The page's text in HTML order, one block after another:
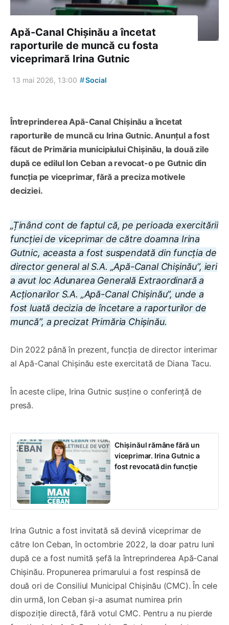
Apă-Canal Chișinău a încetat
raporturile de muncă cu fosta
viceprimară Irina Gutnic
13 mai 2026, 13:00 #Social
Întreprinderea Apă-Canal Chișinău a încetat
raporturile de muncă cu Irina Gutnic. Anunțul a fost
făcut de Primăria municipiului Chișinău, la două zile
după ce edilul Ion Ceban a revocat-o pe Gutnic din
funcția pe viceprimar, fără a preciza motivele
deciziei.
„Ținând cont de faptul că, pe perioada exercitării
funcției de viceprimar de către doamna Irina
Gutnic, aceasta a fost suspendată din funcția de
director general al S.A. „Apă-Canal Chișinău”, ieri
a avut loc Adunarea Generală Extraordinară a
Acționarilor S.A. „Apă-Canal Chișinău”, unde a
fost luată decizia de încetare a raporturilor de
muncă”, a precizat Primăria Chișinău.
Din 2022 până în prezent, funcția de director interimar
al Apă-Canal Chișinău este exercitată de Diana Tacu.
În aceste clipe, Irina Gutnic susține o conferință de
presă.
Chișinăul rămâne fără un
viceprimar. Irina Gutnic a
fost revocată din funcție
Irina Gutnic a fost invitată să devină viceprimar de
către Ion Ceban, în octombrie 2022, la doar patru luni
după ce a fost numită șefă la întreprinderea Apă-Canal
Chișinău. Propunerea primarului a fost respinsă de
două ori de Consiliul Municipal Chișinău (CMC). În cele
din urmă, Ion Ceban și-a asumat numirea prin
dispoziție directă, fără votul CMC. Pentru a nu pierde